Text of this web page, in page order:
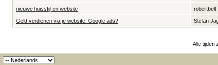
nieuwe huisstijl en website robertbelt
Geld verdienen via je website: Google ads? Stefan
Alle tijden